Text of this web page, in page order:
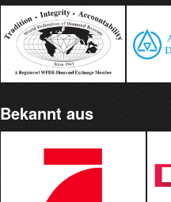
Bekannt aus